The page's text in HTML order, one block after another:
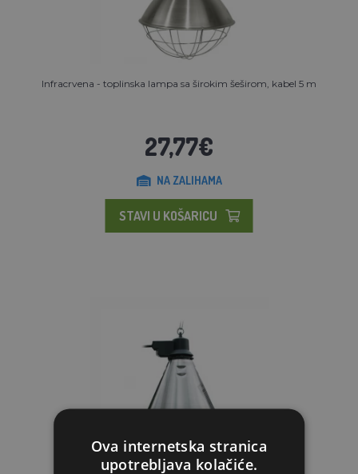
Infracrvena - toplinska lampa sa širokim šeširom, kabel 5 m
27,77€
NA ZALIHAMA
STAVI U KOŠARICU
Ova internetska stranica
upotrebljava kolačiće.